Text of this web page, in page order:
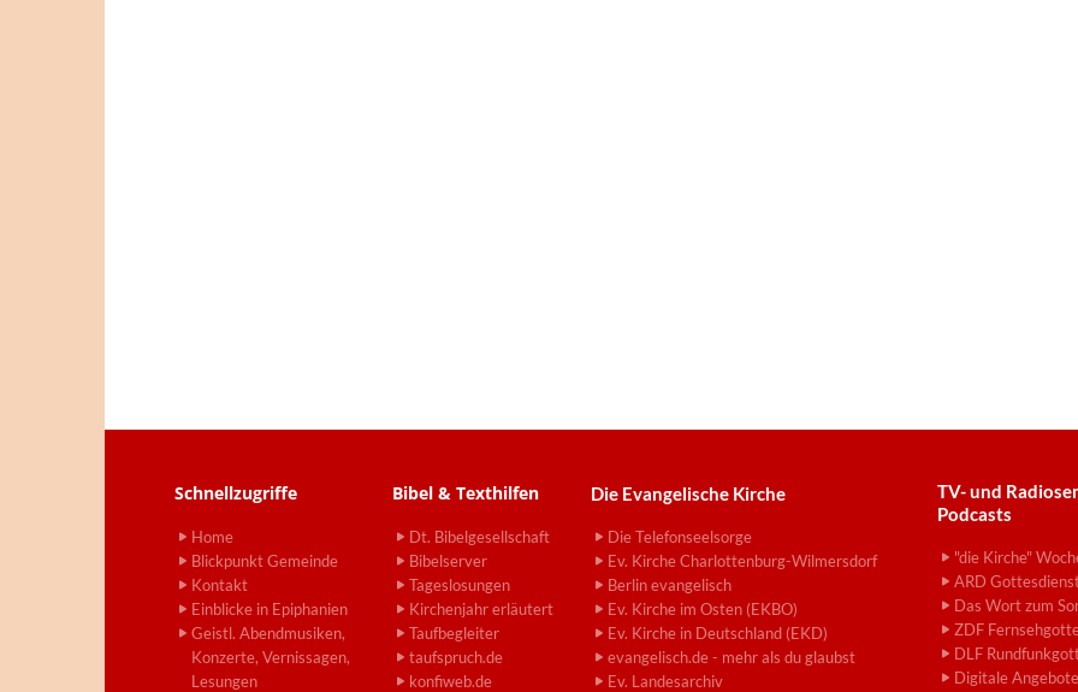
Schnellzugriffe
Home
Blickpunkt Gemeinde
Kontakt
Einblicke in Epiphanien
Geistl. Abendmusiken,
Konzerte, Vernissagen,
Lesungen
Bibel & Texthilfen
Dt. Bibelgesellschaft
Bibelserver
Tageslosungen
Kirchenjahr erläutert
Taufbegleiter
taufspruch.de
konfiweb.de
Die Evangelische Kirche
Die Telefonseelsorge
Ev. Kirche Charlottenburg-Wilmersdorf
Berlin evangelisch
Ev. Kirche im Osten (EKBO)
Ev. Kirche in Deutschland (EKD)
evangelisch.de - mehr als du glaubst
Ev. Landesarchiv
TV- und
Podcasts
"die Kirche"
ARD
Das Wort zum
ZDF
DLF
Digitale